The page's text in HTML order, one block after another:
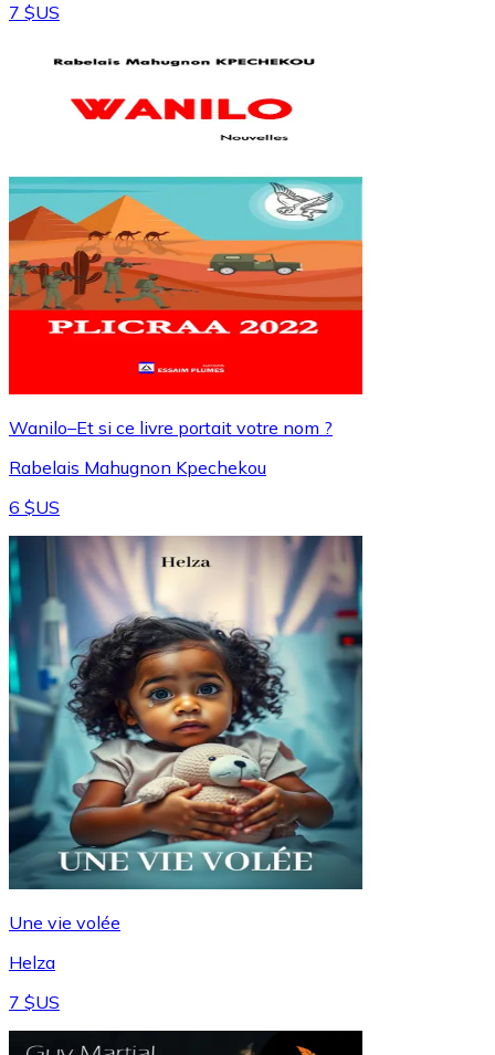
7 $US
Wanilo–Et si ce livre portait votre nom ?
Rabelais Mahugnon Kpechekou
6 $US
Une vie volée
Helza
7 $US